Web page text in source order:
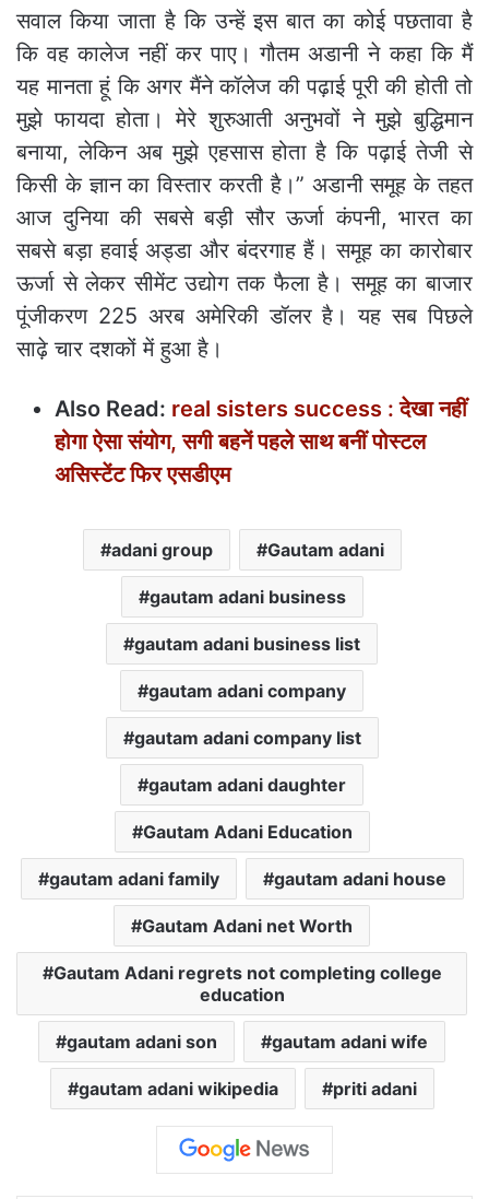
सवाल किया जाता है कि उन्हें इस बात का कोई पछतावा है
कि वह कालेज नहीं कर पाए। गौतम अडानी ने कहा कि मैं
यह मानता हूं कि अगर मैंने कॉलेज की पढ़ाई पूरी की होती तो
मुझे फायदा होता। मेरे शुरुआती अनुभवों ने मुझे बुद्धिमान
बनाया, लेकिन अब मुझे एहसास होता है कि पढ़ाई तेजी से
किसी के ज्ञान का विस्तार करती है।” अडानी समूह के तहत
आज दुनिया की सबसे बड़ी सौर ऊर्जा कंपनी, भारत का
सबसे बड़ा हवाई अड्डा और बंदरगाह हैं। समूह का कारोबार
ऊर्जा से लेकर सीमेंट उद्योग तक फैला है। समूह का बाजार
पूंजीकरण 225 अरब अमेरिकी डॉलर है। यह सब पिछले
साढ़े चार दशकों में हुआ है।
Also Read: real sisters success : देखा नहीं
होगा ऐसा संयोग, सगी बहनें पहले साथ बनीं पोस्टल
असिस्टेंट फिर एसडीएम
adani group Gautam adani
gautam adani business
gautam adani business list
gautam adani company
gautam adani company list
gautam adani daughter
Gautam Adani Education
gautam adani family gautam adani house
Gautam Adani net Worth
Gautam Adani regrets not completing college
education
gautam adani son gautam adani wife
gautam adani wikipedia priti adani